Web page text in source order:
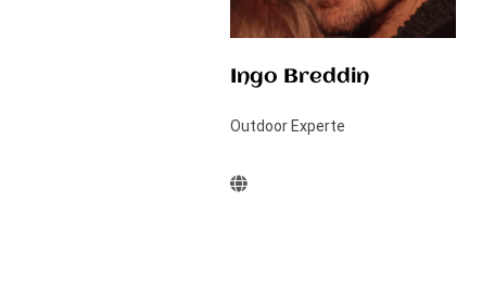
Ingo Breddin
Outdoor Experte